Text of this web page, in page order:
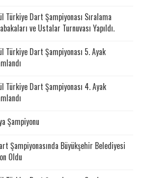
Türkiye Dart Şampiyonası Sıralama
ve Ustalar Turnuvası Yapıldı.
Türkiye Dart Şampiyonası 5. Ayak
Türkiye Dart Şampiyonası 4. Ayak
Şampiyonu
Şampiyonasında Büyükşehir Belediyesi
Oldu